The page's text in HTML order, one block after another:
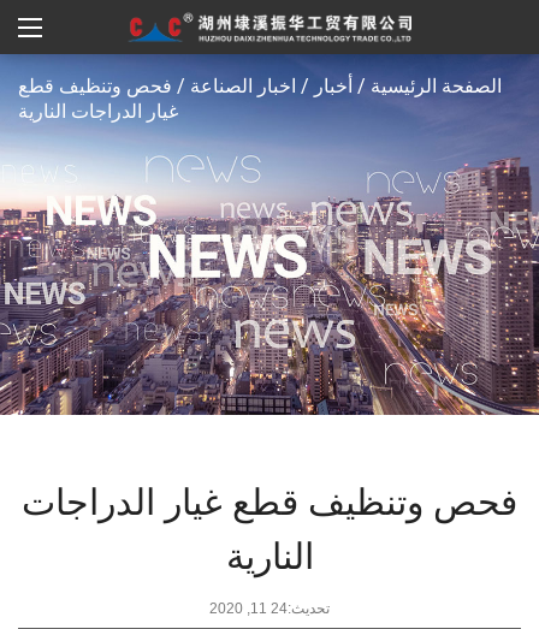
الصفحة الرئيسية / أخبار / اخبار الصناعة / فحص وتنظيف قطع
غيار الدراجات النارية
فحص وتنظيف قطع غيار الدراجات
النارية
تحديث:24 11, 2020